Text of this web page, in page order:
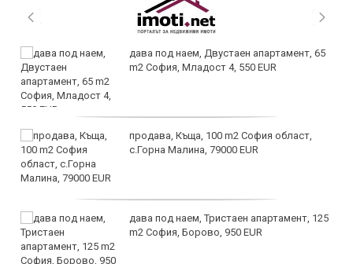
дава под наем, Двустаен апартамент, 65
m2 София, Младост 4, 550 EUR
продава, Къща, 100 m2 София област,
с.Горна Малина, 79000 EUR
дава под наем, Тристаен апартамент, 125
m2 София, Борово, 950 EUR